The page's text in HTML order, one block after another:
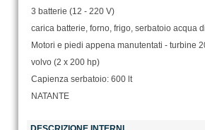
3 batterie (12 - 220 V)
carica batterie, forno, frigo, serbatoio acqua
Motori e piedi appena manutentati - turbine
volvo (2 x 200 hp)
Capienza serbatoio: 600 lt
NATANTE